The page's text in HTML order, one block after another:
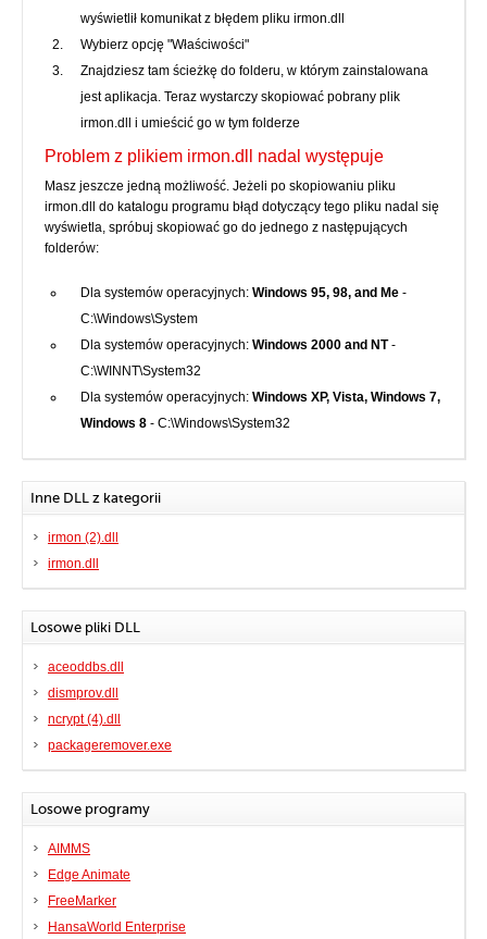
wyświetlił komunikat z błędem pliku irmon.dll
Wybierz opcję "Właściwości"
Znajdziesz tam ścieżkę do folderu, w którym zainstalowana
jest aplikacja. Teraz wystarczy skopiować pobrany plik
irmon.dll i umieścić go w tym folderze
Problem z plikiem irmon.dll nadal występuje
Masz jeszcze jedną możliwość. Jeżeli po skopiowaniu pliku
irmon.dll do katalogu programu błąd dotyczący tego pliku nadal się
wyświetla, spróbuj skopiować go do jednego z następujących
folderów:
Dla systemów operacyjnych: Windows 95, 98, and Me -
C:\Windows\System
Dla systemów operacyjnych: Windows 2000 and NT-
C:\WINNT\System32
Dla systemów operacyjnych: Windows XP, Vista, Windows 7,
Windows 8 - C:\Windows\System32
Inne DLL z kategorii
irmon (2).dll
irmon.dll
Losowe pliki DLL
aceoddbs.dll
dismprov.dll
ncrypt (4).dll
packageremover.exe
Losowe programy
AIMMS
Edge Animate
FreeMarker
HansaWorld Enterprise